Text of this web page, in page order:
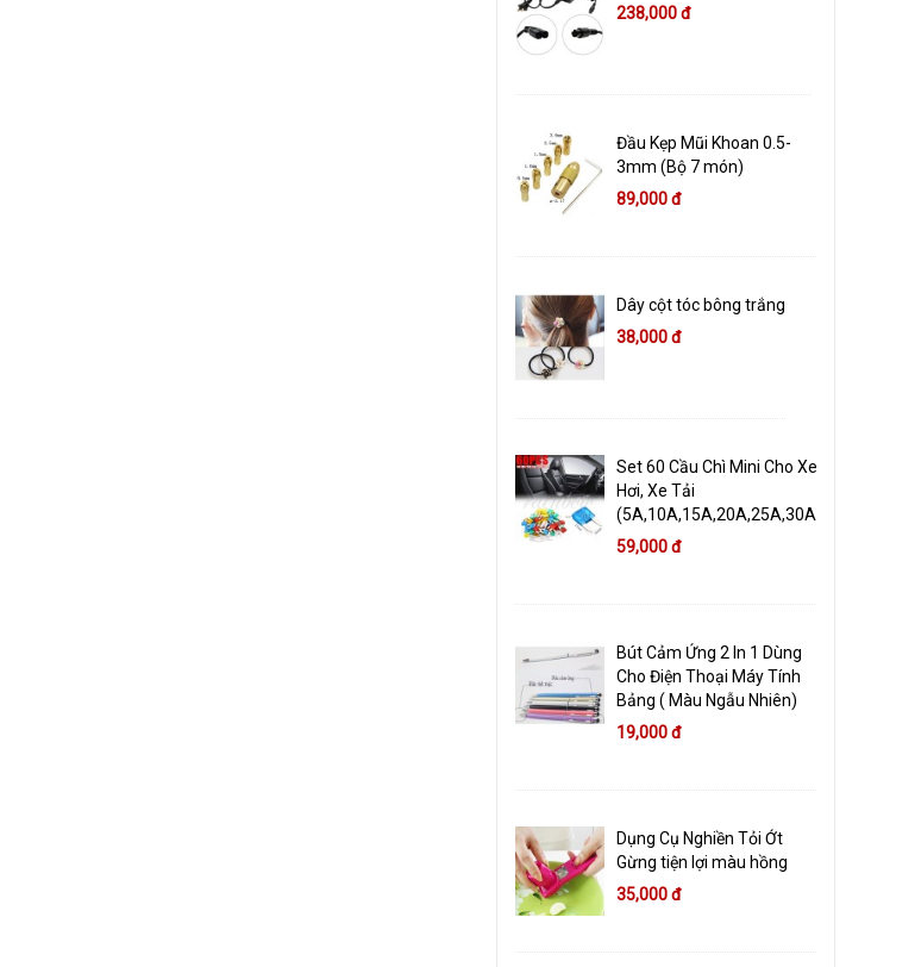
238,000 đ
Đầu Kẹp Mũi Khoan 0.5-
3mm (Bộ 7 món)
89,000 đ
Dây cột tóc bông trắng
38,000 đ
Set 60 Cầu Chì Mini Cho Xe
Hơi, Xe Tải
(5A,10A,15A,20A,25A,30A)
59,000 đ
Bút Cảm Ứng 2 In 1 Dùng
Cho Điện Thoại Máy Tính
Bảng ( Màu Ngẫu Nhiên)
19,000 đ
Dụng Cụ Nghiền Tỏi Ớt
Gừng tiện lợi màu hồng
35,000 đ